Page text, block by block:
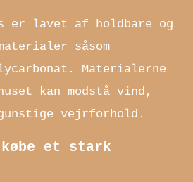
er lavet af holdbare og
såsom
Materialerne
kan modstå vind,
vejrforhold.
købe et stark